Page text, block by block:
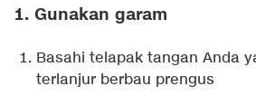
1. Gunakan garam
Basahi telapak tangan Anda
terlanjur berbau prengus